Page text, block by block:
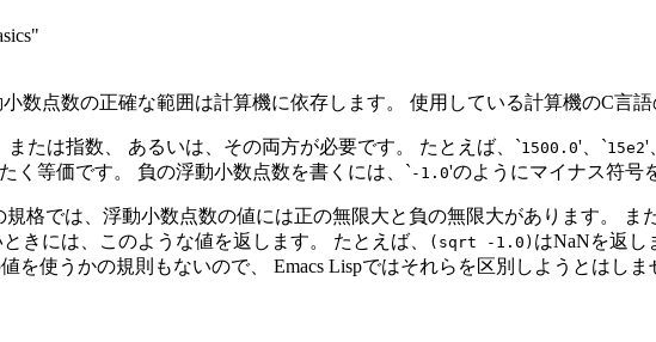
数点数の正確な範囲は計算機に依存します。 使用している計算機のC言
たは指数、 あるいは、その両方が必要です。 たとえば、`1500.0'、`15e2'
く等価です。 負の浮動小数点数を書くには、` -1.0'のようにマイナス符号
格では、浮動小数点数の値には正の無限大と負の無限大があります。 ま
きには、このような値を返します。 たとえば、
(sqrt -1.0) はNaNを返し
使うかの規則もないので、 Emacs Lispではそれらを区別しようとはし